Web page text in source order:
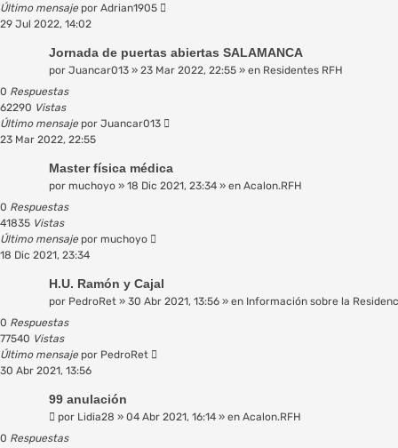
Último mensaje por Adrian1905
29 Jul 2022, 14:02
Jornada de puertas abiertas SALAMANCA
por Juancar013 » 23 Mar 2022, 22:55 » en Residentes RFH
0 Respuestas
62290 Vistas
Último mensaje por Juancar013
23 Mar 2022, 22:55
Master física médica
por muchoyo » 18 Dic 2021, 23:34 » en Acalon.RFH
0 Respuestas
41835 Vistas
Último mensaje por muchoyo
18 Dic 2021, 23:34
H.U. Ramón y Cajal
por PedroRet » 30 Abr 2021, 13:56 » en Información sobre la
0 Respuestas
77540 Vistas
Último mensaje por PedroRet
30 Abr 2021, 13:56
99 anulación
por Lidia28 » 04 Abr 2021, 16:14 » en Acalon.RFH
0 Respuestas